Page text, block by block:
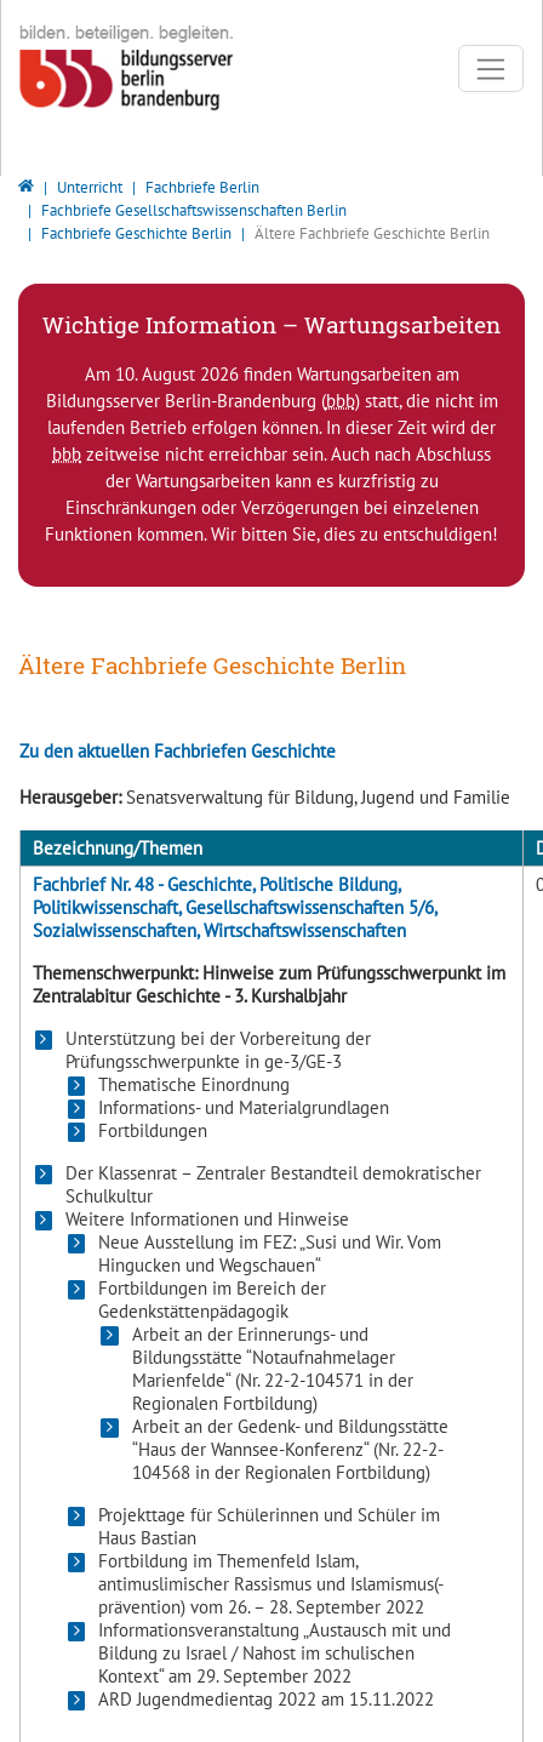
Bildungsserver Berlin - Brandenburg
Unterricht
Fachbriefe Berlin
Fachbriefe Gesellschaftswissenschaften Berlin
Fachbriefe Geschichte Berlin
Ältere Fachbriefe Geschichte Berlin
Wichtige Information – Wartungsarbeiten
Am 10. August 2026 finden Wartungsarbeiten am
Bildungsserver Berlin-Brandenburg (bbb) statt, die nicht im
laufenden Betrieb erfolgen können. In dieser Zeit wird der
bbb zeitweise nicht erreichbar sein. Auch nach Abschluss
der Wartungsarbeiten kann es kurzfristig zu
Einschränkungen oder Verzögerungen bei einzelenen
Funktionen kommen. Wir bitten Sie, dies zu entschuldigen!
Ältere Fachbriefe Geschichte Berlin
Zu den aktuellen Fachbriefen Geschichte
Herausgeber:Senatsverwaltung für Bildung, Jugend und Familie
Bezeichnung/Themen
Fachbrief Nr. 48 - Geschichte, Politische Bildung,
Politikwissenschaft, Gesellschaftswissenschaften 5/6,
Sozialwissenschaften, Wirtschaftswissenschaften
Themenschwerpunkt: Hinweise zum Prüfungsschwerpunkt im
Zentralabitur Geschichte - 3. Kurshalbjahr
Unterstützung bei der Vorbereitung der
Prüfungsschwerpunkte in ge-3/GE-3
Thematische Einordnung
Informations- und Materialgrundlagen
Fortbildungen
Der Klassenrat – Zentraler Bestandteil demokratischer
Schulkultur
Weitere Informationen und Hinweise
Neue Ausstellung im FEZ: „Susi und Wir. Vom
Hingucken und Wegschauen“
Fortbildungen im Bereich der
Gedenkstättenpädagogik
Arbeit an der Erinnerungs- und
Bildungsstätte “Notaufnahmelager
Marienfelde“ (Nr. 22-2-104571 in der
Regionalen Fortbildung)
Arbeit an der Gedenk- und Bildungsstätte
“Haus der Wannsee-Konferenz“ (Nr. 22-2-
104568 in der Regionalen Fortbildung)
Projekttage für Schülerinnen und Schüler im
Haus Bastian
Fortbildung im Themenfeld Islam,
antimuslimischer Rassismus und Islamismus(-
prävention) vom 26. – 28. September 2022
Informationsveranstaltung „Austausch mit und
Bildung zu Israel / Nahost im schulischen
Kontext“ am 29. September 2022
ARD Jugendmedientag 2022 am 15.11.2022